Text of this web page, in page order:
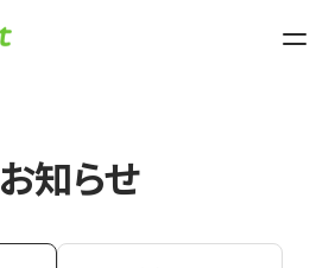
お知らせ